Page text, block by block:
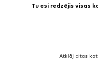
Tu esi redzējis visas
Atklāj citas